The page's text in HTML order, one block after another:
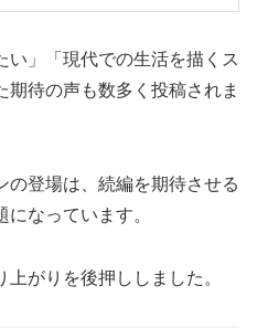
い」「現代での生活を描くス
期待の声も数多く投稿されま
の登場は、続編を期待させる
なっています。
上がりを後押ししました。